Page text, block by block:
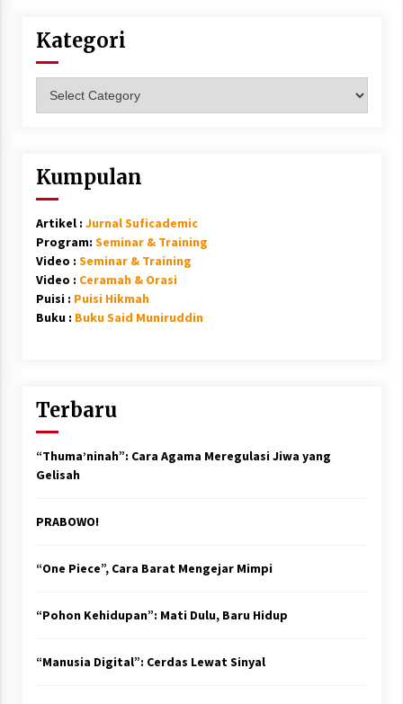
Kategori
Kumpulan
Artikel : Jurnal Suficademic
Program: Seminar & Training
Video : Seminar & Training
Video : Ceramah & Orasi
Puisi : Puisi Hikmah
Buku : Buku Said Muniruddin
Terbaru
“Thuma’ninah”: Cara Agama Meregulasi Jiwa yang
Gelisah
PRABOWO!
“One Piece”, Cara Barat Mengejar Mimpi
“Pohon Kehidupan”: Mati Dulu, Baru Hidup
“Manusia Digital”: Cerdas Lewat Sinyal